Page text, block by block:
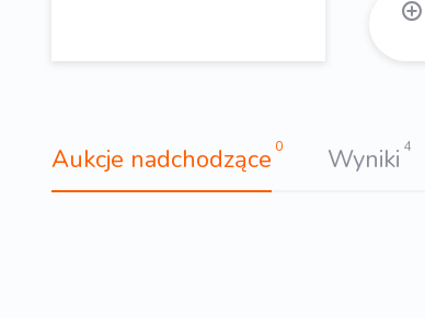
Aukcje nadchodzące 0 Wyniki 4